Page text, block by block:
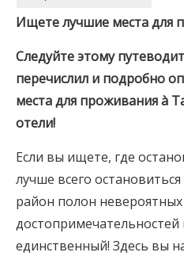
Ищете лучшие места для
Следуйте этому
перечислил и подробно
места для проживанияà
отели!
Если вы ищете, где
лучше всего
район полон невероятных
достопримечательностей
единственный! Здесь вы